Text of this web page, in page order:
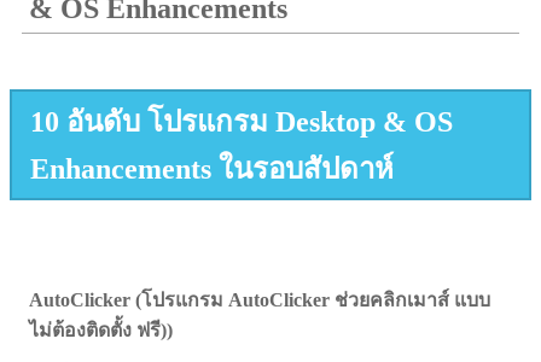
& OS Enhancements
10 อันดับ โปรแกรม Desktop & OS
Enhancements ในรอบสัปดาห์
AutoClicker (โปรแกรม AutoClicker ช่วยคลิกเมาส์ แบบ
ไม่ต้องติดตั้ง ฟรี))